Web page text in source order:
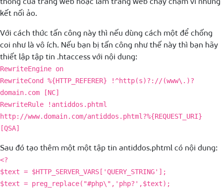
kết nối ảo.
Với cách thức tấn công này thì nếu dùng cách một để chống
coi như là vô ích. Nếu bạn bị tấn công như thế này thì bạn hãy
thiết lập tập tin .htaccess với nội dung:
RewriteEngine on
RewriteCond %{HTTP_REFERER} !^http(s)?://(www\.)?
domain.com [NC]
RewriteRule !antiddos.phtml
http://www.domain.com/antiddos.phtml?%{REQUEST_URI}
[QSA]
Sau đó tạo thêm một một tập tin antiddos.phtml có nội dung:
<?
$text = $HTTP_SERVER_VARS['QUERY_STRING'];
$text = preg_replace("#php\",'php?',$text);